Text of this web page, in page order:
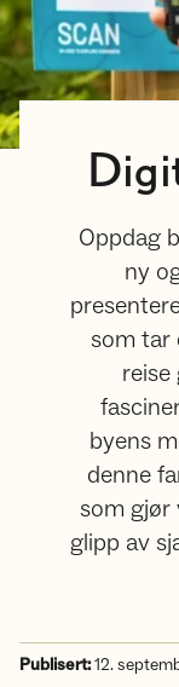
Oppdag
ny
som tar
byens
denne
som gjør
glipp av
Publisert:12.